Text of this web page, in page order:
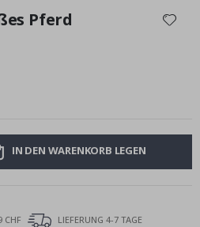
Pferd
Bewertung:
bewertungen:
IN DEN WARENKORB LEGEN
CHF
LIEFERUNG 4-7 TAGE